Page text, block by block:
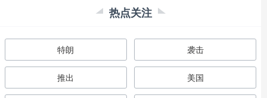
热点关注
特朗 袭击
推出 美国